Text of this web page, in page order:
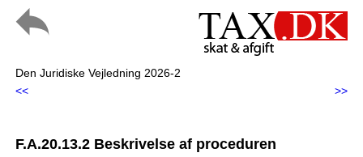
Den Juridiske Vejledning 2026-2
<<
>>
F.A.20.13.2 Beskrivelse af proceduren